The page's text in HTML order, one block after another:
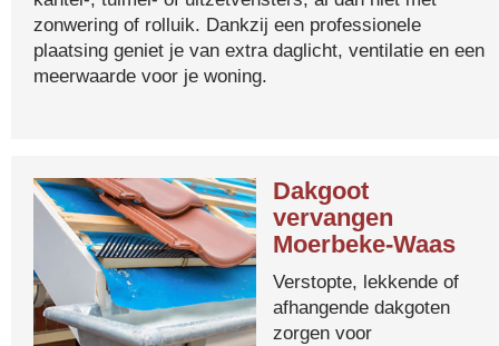
zonwering of rolluik. Dankzij een professionele
plaatsing geniet je van extra daglicht, ventilatie en een
meerwaarde voor je woning.
Dakgoot
vervangen
Moerbeke-Waas
Verstopte, lekkende of
afhangende dakgoten
zorgen voor